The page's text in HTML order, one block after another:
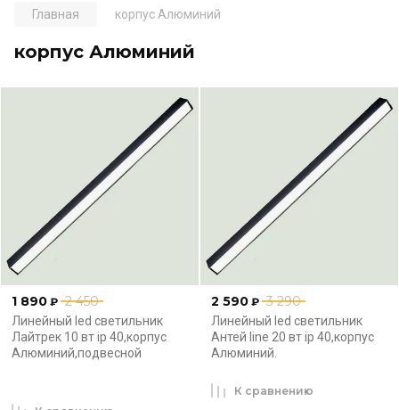
Главная корпус Алюминий
корпус Алюминий
2 450
1 890 ₽
Линейный led светильник
Лайтрек 10 вт ip 40,корпус
Алюминий,подвесной
3 290
2 590 ₽
Линейный led светильник
Антей line 20 вт ip 40,корпус
Алюминий.
К сравнению